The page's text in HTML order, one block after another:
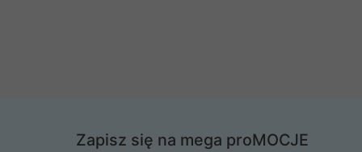
Zapisz się na mega proMOCJE